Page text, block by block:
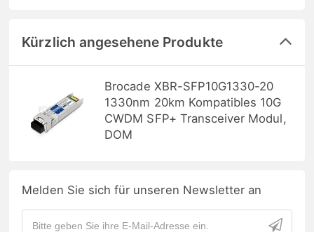
Kürzlich angesehene Produkte
Brocade XBR-SFP10G1330-20
1330nm 20km Kompatibles 10G
CWDM SFP+ Transceiver Modul,
DOM
Melden Sie sich für unseren Newsletter an